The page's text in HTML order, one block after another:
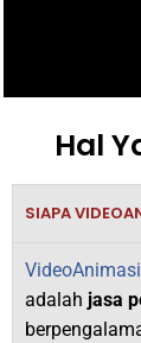
Hal
SIAPA
adalah jasa